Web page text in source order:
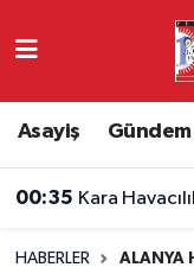
Asayiş Gündem
00:35 Kara Havacılıkta
00:30 İstanbul-İzmir
HABERLER ALANYA
Ekonomi
Antalya